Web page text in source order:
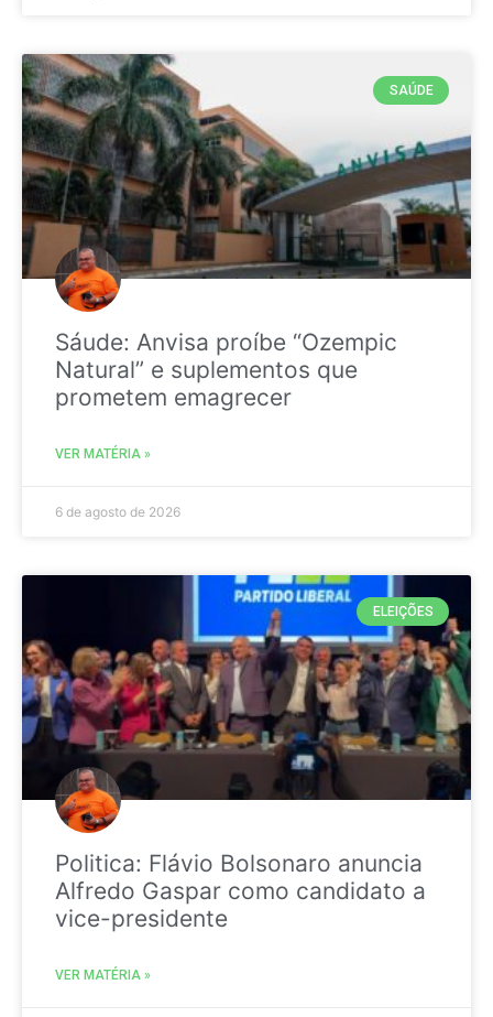
SAÚDE
Sáude: Anvisa proíbe “Ozempic
Natural” e suplementos que
prometem emagrecer
VER MATÉRIA »
6 de agosto de 2026
ELEIÇÕES
Politica: Flávio Bolsonaro anuncia
Alfredo Gaspar como candidato a
vice-presidente
VER MATÉRIA »